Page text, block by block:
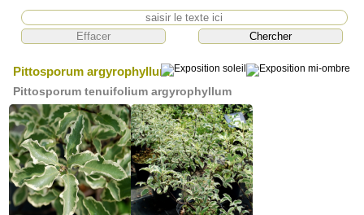
Pittosporum argyrophyllum
Pittosporum tenuifolium argyrophyllum